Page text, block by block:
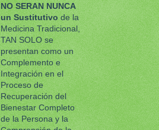
NO SERAN NUNCA
unSustitutivode la
Medicina Tradicional,
TAN SOLO se
presentan como un
Complemento e
Integración en el
Proceso de
Recuperación del
Bienestar Completo
de la Persona y la